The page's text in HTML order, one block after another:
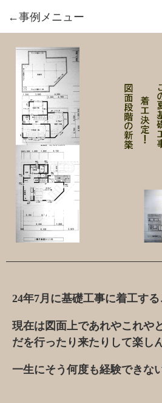
澤田工務店
←事例メニュー
新築
24年7月に基礎工事に着工する
現在は図面上であれやこれや
だを行ったり来たりして楽し
一生にそう何度も経験できな